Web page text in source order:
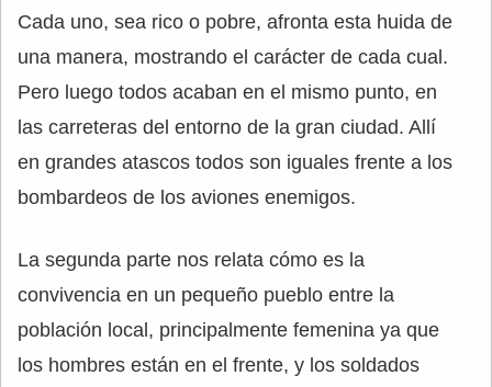
Cada uno, sea rico o pobre, afronta esta huida de
una manera, mostrando el carácter de cada cual.
Pero luego todos acaban en el mismo punto, en
las carreteras del entorno de la gran ciudad. Allí
en grandes atascos todos son iguales frente a los
bombardeos de los aviones enemigos.
La segunda parte nos relata cómo es la
convivencia en un pequeño pueblo entre la
población local, principalmente femenina ya que
los hombres están en el frente, y los soldados